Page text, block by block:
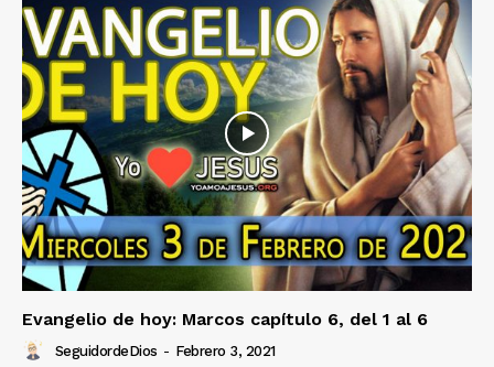
Evangelio de hoy: Marcos capítulo 6, del 1 al 6
SeguidordeDios - Febrero 3, 2021